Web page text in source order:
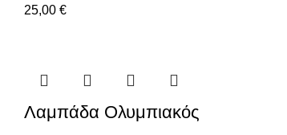
25,00 €
Λαμπάδα Ολυμπιακός